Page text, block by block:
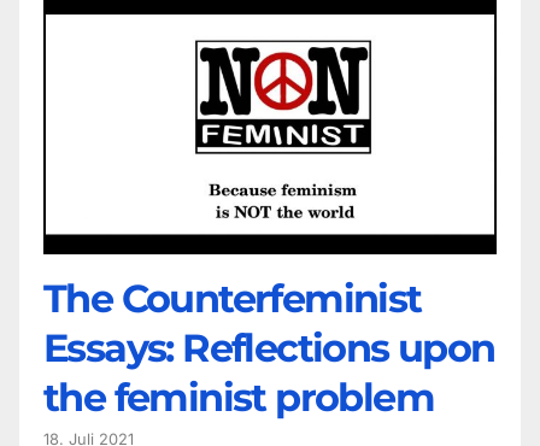
The Counter­feminist
Essays: Reflections upon
the feminist problem
18. Juli 2021